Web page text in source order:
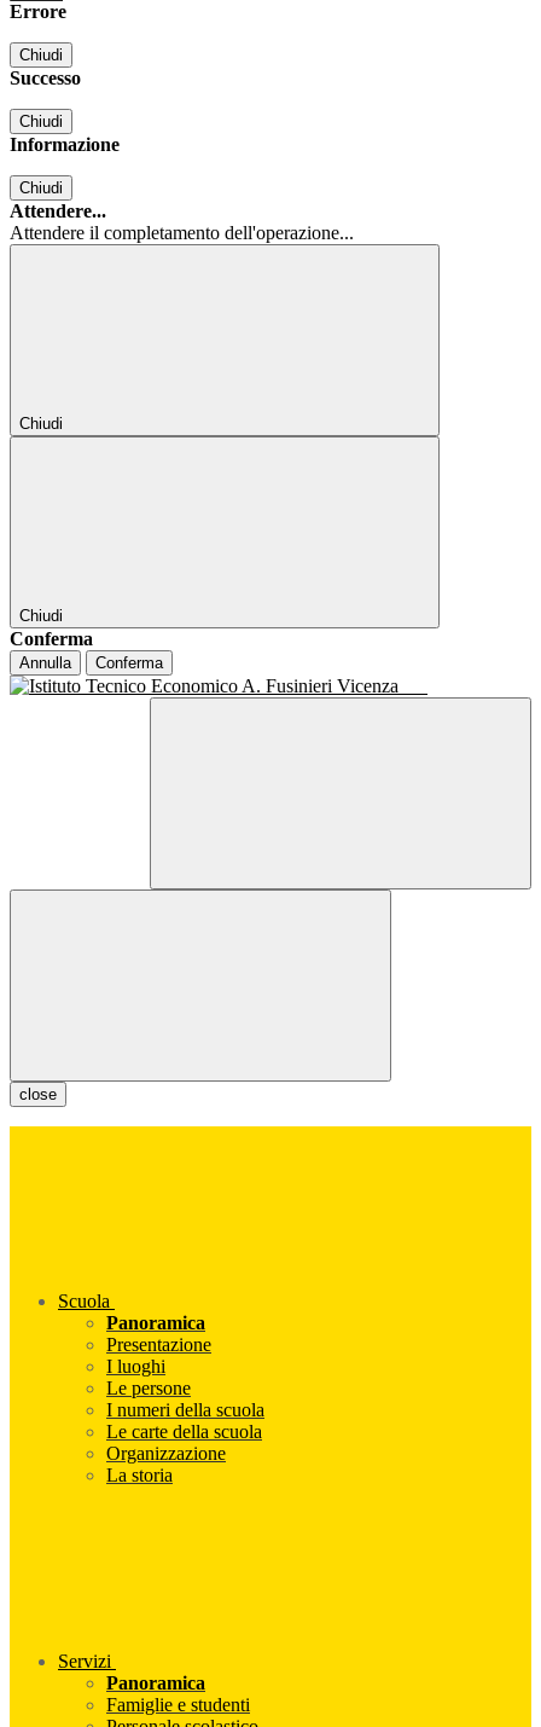
Errore
Chiudi
Successo
Chiudi
Informazione
Chiudi
Attendere...
Attendere il completamento dell'operazione...
Chiudi
Chiudi
Conferma
Annulla Conferma
close
Scuola
Panoramica
Presentazione
I luoghi
Le persone
I numeri della scuola
Le carte della scuola
Organizzazione
La storia
Servizi
Panoramica
Famiglie e studenti